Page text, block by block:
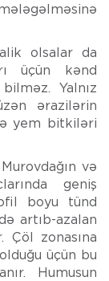
olsalar da
üçün kənd
Yalnız
ərazilərin
yem bitkiləri
və
geniş
boyu tünd
artıb-azalan
Çöl zonasına
üçün bu
Humusun